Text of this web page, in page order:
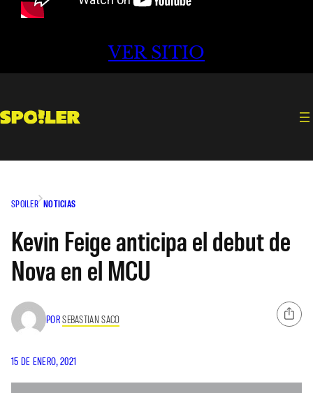
VER SITIO
SPOILER NOTICIAS
Kevin Feige anticipa el debut de
Nova en el MCU
PORSEBASTIAN SACO
15 DE ENERO, 2021